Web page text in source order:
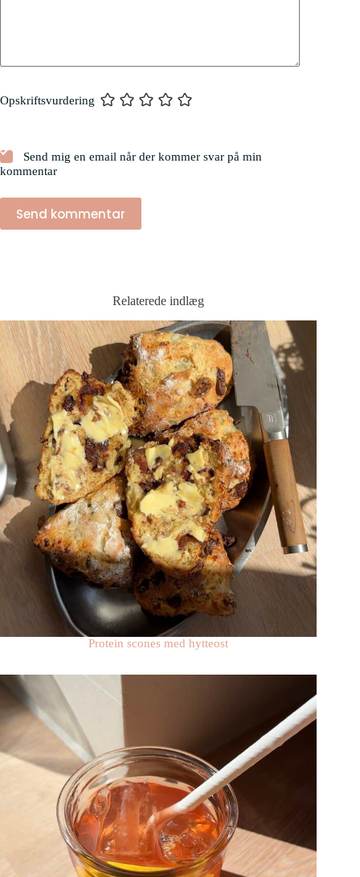
Opskriftsvurdering
Send mig en email når der kommer svar på min
kommentar
Send kommentar
Relaterede indlæg
Protein scones med hytteost